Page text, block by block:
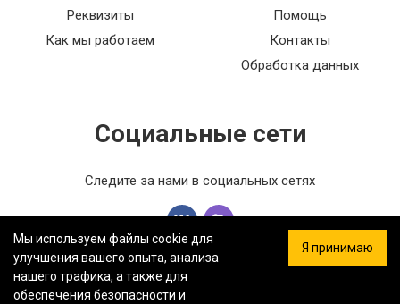
Реквизиты
Как мы работаем
Помощь
Контакты
Обработка данных
Социальные сети
Следите за нами в социальных сетях
Мы используем файлы cookie для
улучшения вашего опыта, анализа
нашего трафика, а также для
обеспечения безопасности и
Я принимаю